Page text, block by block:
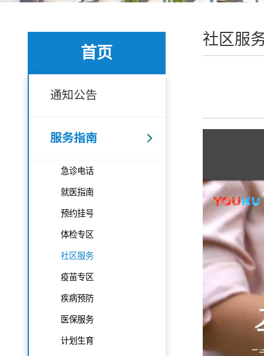
首页
通知公告
服务指南
急诊电话
就医指南
预约挂号
体检专区
社区服务
疫苗专区
疾病预防
医保服务
计划生育
社区服